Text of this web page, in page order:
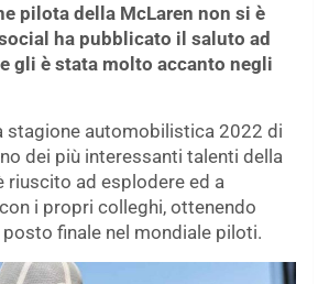
pilota della McLaren non si è
ha pubblicato il saluto ad
gli è stata molto accanto negli
stagione automobilistica 2022 di
dei più interessanti talenti della
riuscito ad esplodere ed a
i propri colleghi, ottenendo
finale nel mondiale piloti.